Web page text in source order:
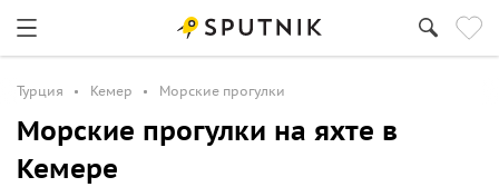
Турция Кемер Морские прогулки
Морские прогулки на яхте в
Кемере